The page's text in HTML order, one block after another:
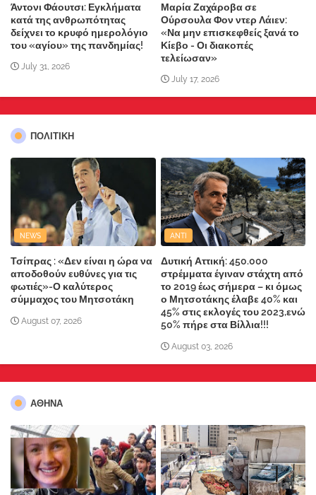
Άντονι Φάουτσι: Εγκλήματα
κατά της ανθρωπότητας
δείχνει το κρυφό ημερολόγιο
του «αγίου» της πανδημίας!
July 31, 2026
Μαρία Ζαχάροβα σε
Ούρσουλα Φον ντερ Λάιεν:
«Να μην επισκεφθείς ξανά το
Κίεβο - Οι διακοπές
τελείωσαν»
July 17, 2026
ΠΟΛΙΤΙΚΗ
NEWS
Τσίπρας : «Δεν είναι η ώρα να
αποδοθούν ευθύνες για τις
φωτιές»-Ο καλύτερος
σύμμαχος του Μητσοτάκη
August 07, 2026
ANTI
Δυτική Αττική: 450.000
στρέμματα έγιναν στάχτη από
το 2019 έως σήμερα – κι όμως
ο Μητσοτάκης έλαβε 40% και
45% στις εκλογές του 2023,ενώ
50% πήρε στα Βίλλια!!!
August 03, 2026
ΑΘΗΝΑ